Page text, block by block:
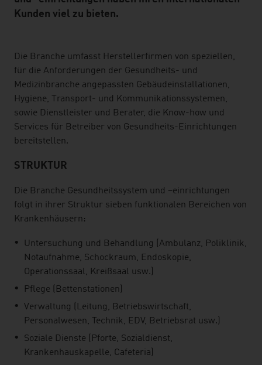
Kunden viel zu bieten.
listen
Die Branche umfasst Herstellerfirmen von speziellen,
für die Anforderungen der Gesundheits- und
Medizinbranche angepassten Gebäudeinstallationen,
Hygiene, Transport- und Kommunikationssystemen,
sowie Dienstleister und Berater, die Know-how und
Services für Betreiber von Gesundheits-Einrichtungen
bereitstellen.
STRUKTUR
Die Branche Gesundheitssystem und –einrichtungen
folgt in ihrer Struktur sieben funktionalen Bereichen von
Krankenhäusern:
Untersuchung und Behandlung (Ambulanz, Poliklinik,
Notaufnahme, Schockraum, Endoskopie,
Operationssaal, Kreißsaal usw.)
Pflege (Bettenstationen)
Verwaltung (Leitung, Betriebswirtschaft,
Personalwesen, Technik, EDV, Betriebsrat usw.)
Soziale Dienste (Pforte, Sozialdienst,
Krankenhauskapelle, Cafeteria)